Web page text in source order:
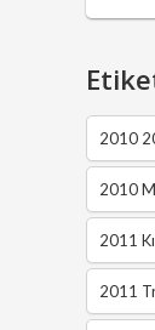
2010
2010
2011
2011